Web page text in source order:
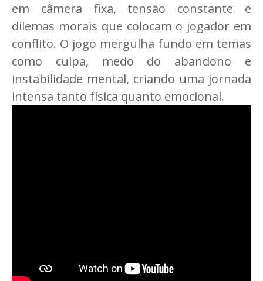
em câmera fixa, tensão constante e
dilemas morais que colocam o jogador em
conflito. O jogo mergulha fundo em temas
como culpa, medo do abandono e
instabilidade mental, criando uma jornada
intensa tanto física quanto emocional.